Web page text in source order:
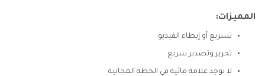
المميزات:
تسريع أو إبطاء الفيديو
تحرير وتصدير سريع
لا توجد علامة مائية في الخطة المجانية